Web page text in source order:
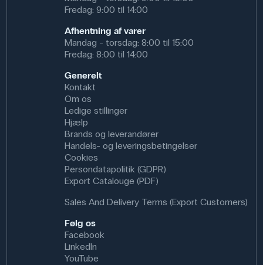
Fredag: 9:00 til 14:00
Afhentning af varer
Mandag - torsdag: 8:00 til 15:00
Fredag: 8:00 til 14:00
Generelt
Kontakt
Om os
Ledige stillinger
Hjælp
Brands og leverandører
Handels- og leveringsbetingelser
Cookies
Persondatapolitik (GDPR)
Export Catalouge (PDF)
Sales And Delivery Terms (Export Customers)
Følg os
Facebook
LinkedIn
YouTube